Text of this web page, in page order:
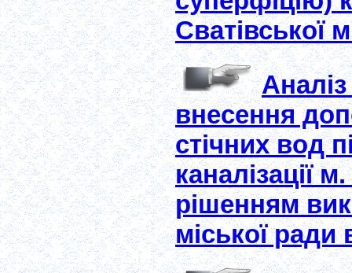
Сватівської
внесення
стічних вод
каналізації
рішенням
міської ради